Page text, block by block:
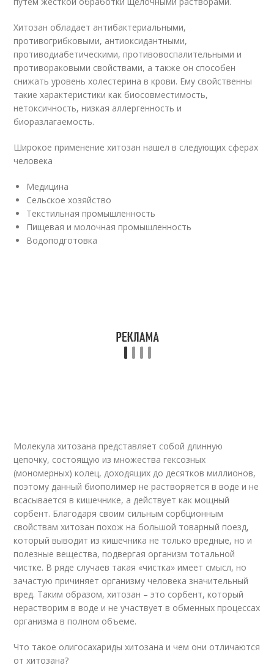
Хитозан обладает антибактериальными,
противогрибковыми, антиоксидантными,
противодиабетическими, противовоспалительными и
противораковыми свойствами, а также он способен
снижать уровень холестерина в крови. Ему свойственны
такие характеристики как биосовместимость,
нетоксичность, низкая аллергенность и
биоразлагаемость.
Широкое применение хитозан нашел в следующих сферах
человека
Медицина
Сельское хозяйство
Текстильная промышленность
Пищевая и молочная промышленность
Водоподготовка
Молекула хитозана представляет собой длинную
цепочку, состоящую из множества гексозных
(мономерных) колец, доходящих до десятков миллионов,
поэтому данный биополимер не растворяется в воде и не
всасывается в кишечнике, а действует как мощный
сорбент. Благодаря своим сильным сорбционным
свойствам хитозан похож на большой товарный поезд,
который выводит из кишечника не только вредные, но и
полезные вещества, подвергая организм тотальной
чистке. В ряде случаев такая «чистка» имеет смысл, но
зачастую причиняет организму человека значительный
вред. Таким образом, хитозан – это сорбент, который
нерастворим в воде и не участвует в обменных процессах
организма в полном объеме.
Что такое олигосахариды хитозана и чем они отличаются
от хитозана?